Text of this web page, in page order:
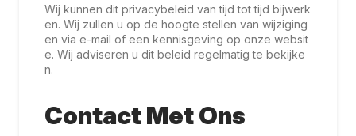
Wij kunnen dit privacybeleid van tijd tot tijd bijwerk
en. Wij zullen u op de hoogte stellen van wijziging
en via e-mail of een kennisgeving op onze websit
e. Wij adviseren u dit beleid regelmatig te bekijke
n.
Contact Met Ons